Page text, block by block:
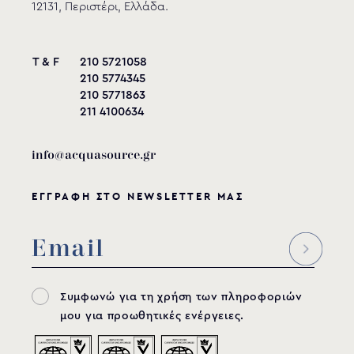
12131, Περιστέρι, Ελλάδα.
T & F
210 5721058
210 5774345
210 5771863
211 4100634
info@acquasource.gr
ΕΓΓΡΑΦΗ ΣΤΟ NEWSLETTER ΜΑΣ
Συμφωνώ για τη χρήση των πληροφοριών
μου για προωθητικές ενέργειες.